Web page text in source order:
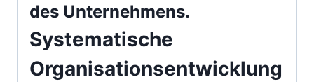
des Unternehmens.
Systematische
Organisationsentwicklung